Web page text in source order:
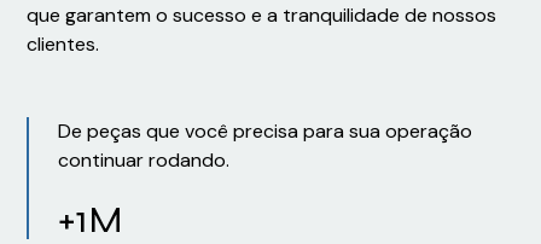
que garantem o sucesso e a tranquilidade de nossos
clientes.
De peças que você precisa para sua operação
continuar rodando.
+1M